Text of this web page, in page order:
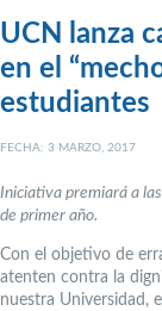
UCN lanza
en el
estudiantes
FECHA: 3 MARZO, 2017
Iniciativa premiará a
de primer año.
Con el objetivo de
atenten contra la
nuestra Universidad,